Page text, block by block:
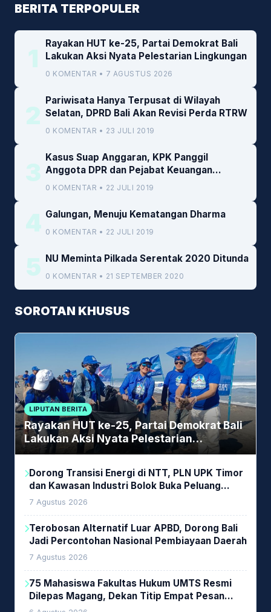
BERITA TERPOPULER
1
Rayakan HUT ke-25, Partai Demokrat Bali
Lakukan Aksi Nyata Pelestarian Lingkungan
0 KOMENTAR • 7 AGUSTUS 2026
2
Pariwisata Hanya Terpusat di Wilayah
Selatan, DPRD Bali Akan Revisi Perda RTRW
0 KOMENTAR • 23 JULI 2019
3
Kasus Suap Anggaran, KPK Panggil
Anggota DPR dan Pejabat Keuangan
Kemenkeu
0 KOMENTAR • 22 JULI 2019
4 Galungan, Menuju Kematangan Dharma
0 KOMENTAR • 22 JULI 2019
5 NU Meminta Pilkada Serentak 2020 Ditunda
0 KOMENTAR • 21 SEPTEMBER 2020
SOROTAN KHUSUS
LIPUTAN BERITA
Rayakan HUT ke-25, Partai Demokrat Bali
Lakukan Aksi Nyata Pelestarian
Lingkungan
Dorong Transisi Energi di NTT, PLN UPK Timor
dan Kawasan Industri Bolok Buka Peluang
Investasi Woodchip untuk Cofiring PLTU Bolok
7 Agustus 2026
Terobosan Alternatif Luar APBD, Dorong Bali
Jadi Percontohan Nasional Pembiayaan Daerah
7 Agustus 2026
75 Mahasiswa Fakultas Hukum UMTS Resmi
Dilepas Magang, Dekan Titip Empat Pesan
Penting